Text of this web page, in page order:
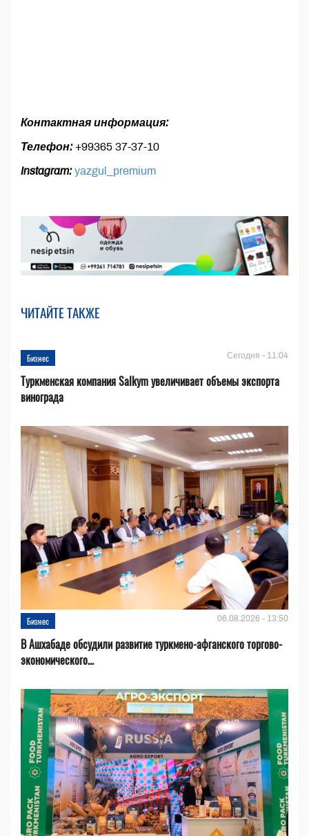
Контактная информация:
Телефон:+99365 37-37-10
Instagram: yazgul_premium
ЧИТАЙТЕ ТАКЖЕ
Бизнес Сегодня - 11:04
Туркменская компания Salkym увеличивает объемы экспорта
винограда
Бизнес 06.08.2026 - 13:50
В Ашхабаде обсудили развитие туркмено-афганского торгово-
экономического...